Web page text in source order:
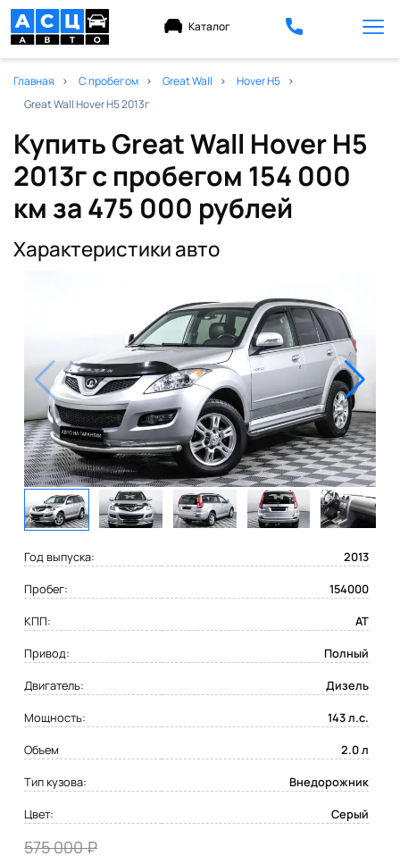
Каталог
Главная С пробегом Great Wall
Hover H5
Great Wall Hover H5 2013г
Купить Great Wall Hover H5
2013г с пробегом 154 000
км за 475 000 рублей
Характеристики авто
Год выпуска:
2013
Пробег:
154000
КПП:
AT
Привод:
Полный
Двигатель:
Дизель
Мощность:
143 л.с.
Объем
2.0 л
Тип кузова:
Внедорожник
Цвет:
Серый
575 000 ₽